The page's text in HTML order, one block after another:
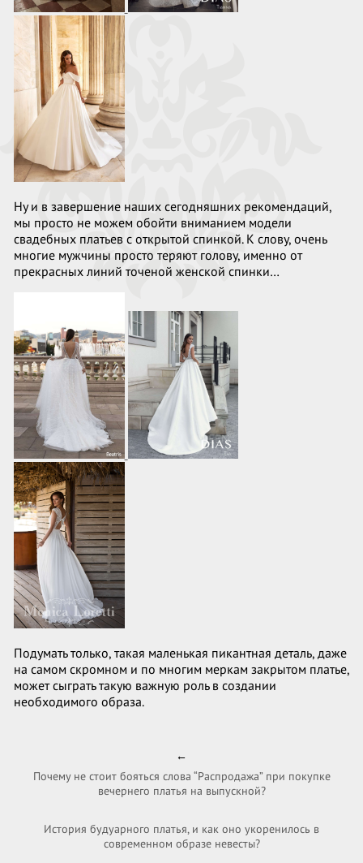
Ну и в завершение наших сегодняшних рекомендаций,
мы просто не можем обойти вниманием модели
свадебных платьев с открытой спинкой. К слову, очень
многие мужчины просто теряют голову, именно от
прекрасных линий точеной женской спинки…
Подумать только, такая маленькая пикантная деталь, даже
на самом скромном и по многим меркам закрытом платье,
может сыграть такую важную роль в создании
необходимого образа.
←
Почему не стоит бояться слова “Распродажа” при покупке
вечернего платья на выпускной?
История будуарного платья, и как оно укоренилось в
современном образе невесты?